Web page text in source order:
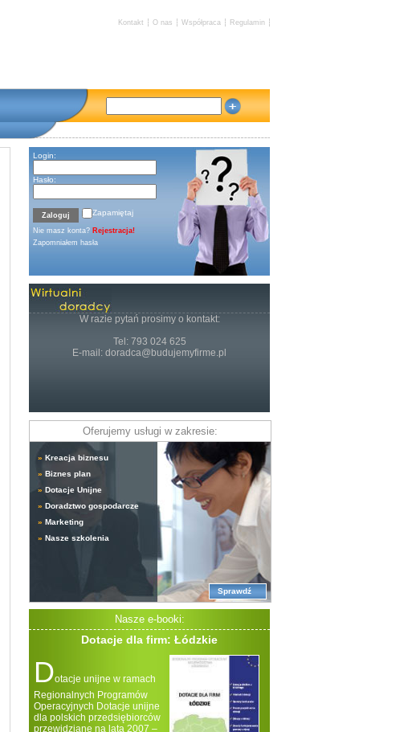
Kontakt O nas Współpraca Regulamin
Login:
Hasło:
Zapamiętaj
Nie masz konta? Rejestracja!
Zapomniałem hasła
W razie pytań prosimy o kontakt:
Tel: 793 024 625
E-mail: doradca@budujemyfirme.pl
Oferujemy usługi w zakresie:
» Kreacja biznesu
» Biznes plan
» Dotacje Unijne
» Doradztwo gospodarcze
» Marketing
» Nasze szkolenia
Sprawdź
Nasze e-booki:
Dotacje dla firm: Łódzkie
Dotacje unijne w ramach
Regionalnych Programów
Operacyjnych Dotacje unijne
dla polskich przedsiębiorców
przewidziane na lata 2007 –